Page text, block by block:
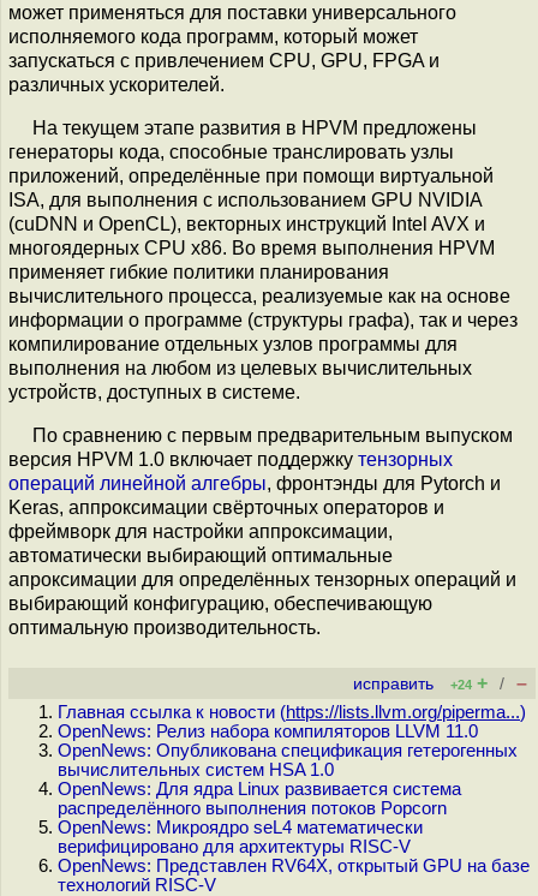
может применяться для поставки универсального
исполняемого кода программ, который может
запускаться с привлечением CPU, GPU, FPGA и
различных ускорителей.
На текущем этапе развития в HPVM предложены
генераторы кода, способные транслировать узлы
приложений, определённые при помощи виртуальной
ISA, для выполнения с использованием GPU NVIDIA
(cuDNN и OpenCL), векторных инструкций Intel AVX и
многоядерных CPU x86. Во время выполнения HPVM
применяет гибкие политики планирования
вычислительного процесса, реализуемые как на основе
информации о программе (структуры графа), так и через
компилирование отдельных узлов программы для
выполнения на любом из целевых вычислительных
устройств, доступных в системе.
По сравнению с первым предварительным выпуском
версия HPVM 1.0 включает поддержку тензорных
операций линейной алгебры, фронтэнды для Pytorch и
Keras, аппроксимации свёрточных операторов и
фреймворк для настройки аппроксимации,
автоматически выбирающий оптимальные
апроксимации для определённых тензорных операций и
выбирающий конфигурацию, обеспечивающую
оптимальную производительность.
исправить +24 + / –
Главная ссылка к новости (https://lists.llvm.org/piperma...)
OpenNews: Релиз набора компиляторов LLVM 11.0
OpenNews: Опубликована спецификация гетерогенных
вычислительных систем HSA 1.0
OpenNews: Для ядра Linux развивается система
распределённого выполнения потоков Popcorn
OpenNews: Микроядро seL4 математически
верифицировано для архитектуры RISC-V
OpenNews: Представлен RV64X, открытый GPU на базе
технологий RISC-V